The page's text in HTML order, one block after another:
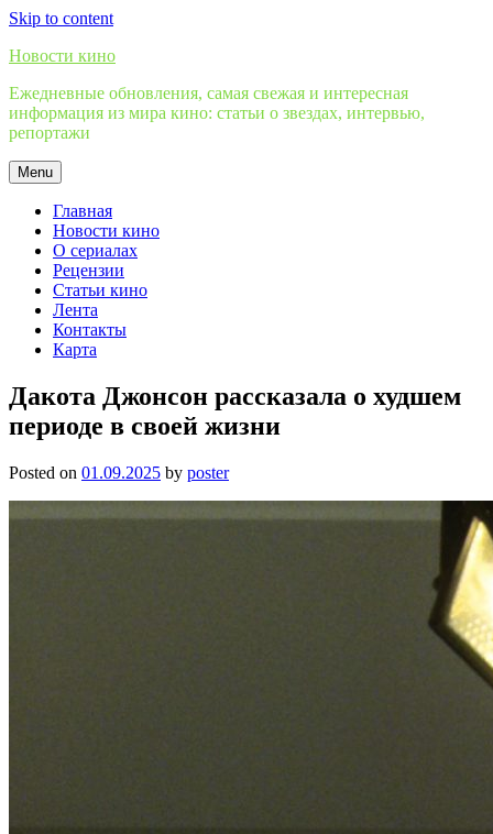
Skip to content
Новости кино
Ежедневные обновления, самая свежая и интересная
информация из мира кино: статьи о звездах, интервью,
репортажи
Menu
Главная
Новости кино
О сериалах
Рецензии
Статьи кино
Лента
Контакты
Карта
Дакота Джонсон рассказала о худшем
периоде в своей жизни
Posted on 01.09.2025 by poster